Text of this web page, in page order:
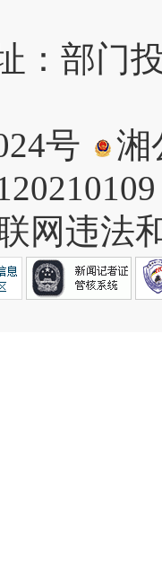
：部门
号
湘
网违法